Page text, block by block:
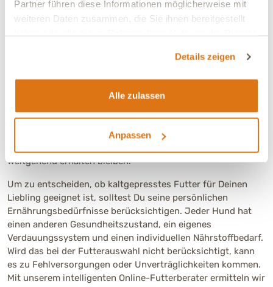
Partner führen diese Informationen möglicherweise mit
weiteren Daten zusammen, die Sie ihnen bereitgestellt
Details zeigen
Alle zulassen
Anpassen
Bei Hitze oder längeren Spaziergängen sollte Dein Hund mehr trinken.
Kaltgepresstes Hundefutter im Test:
Welches ist für meinen Hund geeignet?
Hochwertiges kaltgepresstes Futter wird nur bei geringer
weitgehend erhalten bleiben.
Um zu entscheiden, ob kaltgepresstes Futter für Deinen
Liebling geeignet ist, solltest Du seine persönlichen
Ernährungsbedürfnisse berücksichtigen. Jeder Hund hat
einen anderen Gesundheitszustand, ein eigenes
Verdauungssystem und einen individuellen Nährstoffbedarf.
Wird das bei der Futterauswahl nicht berücksichtigt, kann
es zu Fehlversorgungen oder Unverträglichkeiten kommen.
Mit unserem intelligenten Online-Futterberater ermitteln wir